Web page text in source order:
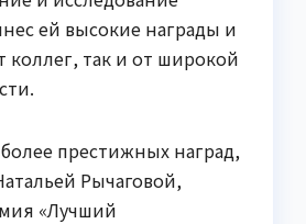
ей высокие награды и
коллег, так и от широкой
престижных наград,
Рычаговой,
«Лучший